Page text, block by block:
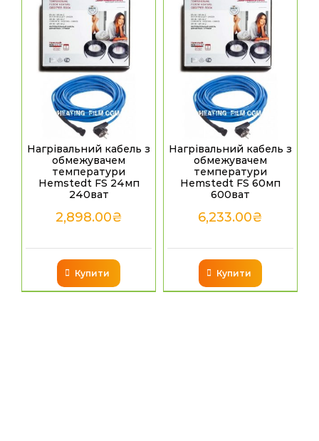
Нагрівальний кабель з
обмежувачем
температури
Hemstedt FS 24мп
240ват
2,898.00₴
Купити
Нагрівальний кабель з
обмежувачем
температури
Hemstedt FS 60мп
600ват
6,233.00₴
Купити